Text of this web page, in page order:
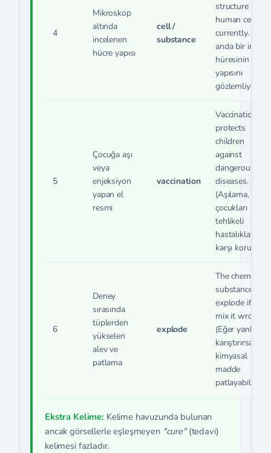
4
Mikroskop
altında
incelenen
hücre yapısı
cell /
substance
structure of a
human cell
currently. (Şu
anda bir insan
hüresinin
yapısını
gözlemliyorlar.)
5
Çocuğa aşı
veya
enjeksiyon
yapan el
resmi
vaccination
Vaccination
protects
children
against
dangerous
diseases.
(Aşılama,
çocukları
tehlikeli
hastalıklara
karşı korur.)
6
Deney
sırasında
tüplerden
yükselen
alev ve
patlama
explode
The chemical
substance can
explode if you
mix it wrong.
(Eğer yanlış
karıştırırsanız
kimyasal
madde
patlayabilir.)
Ekstra Kelime: Kelime havuzunda bulunan
ancak görsellerle eşleşmeyen "cure"(tedavi)
kelimesi fazladır.